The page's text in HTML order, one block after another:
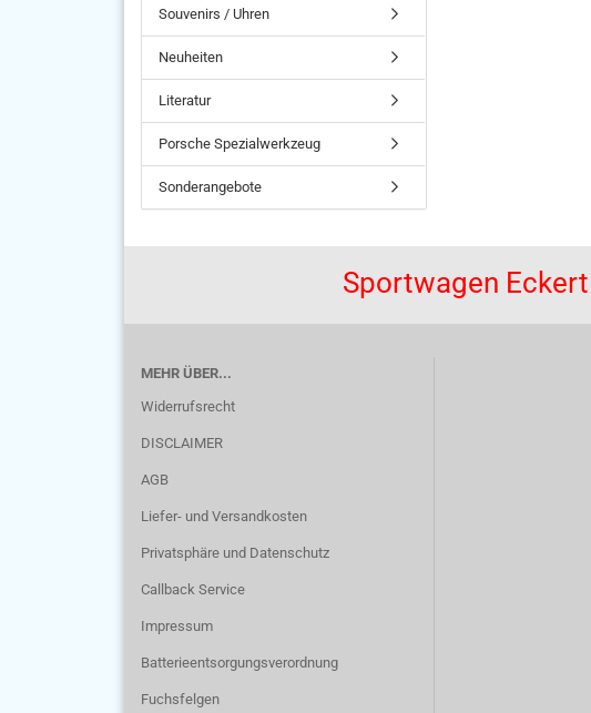
Souvenirs / Uhren
Neuheiten
Literatur
Porsche Spezialwerkzeug
Sonderangebote
Sportwagen Eckert
MEHR ÜBER...
Widerrufsrecht
DISCLAIMER
AGB
Liefer- und Versandkosten
Privatsphäre und Datenschutz
Callback Service
Impressum
Batterieentsorgungsverordnung
Fuchsfelgen